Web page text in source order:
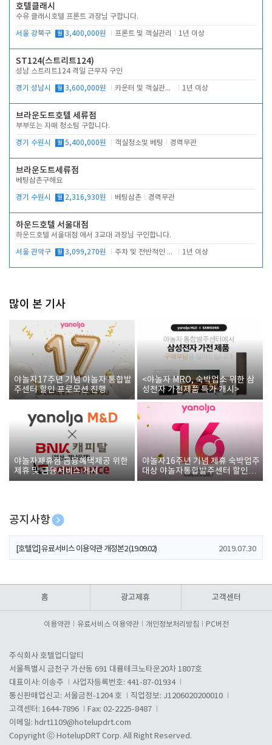
호텔클래시
수유 클래시호텔 프론트 과장님 구합니다.
서울 강북구 월 3,400,000원 프론트 및 객실관리 1년 이상
ST124(스트리트124)
성남 스트리트124 격일 근무자 구인
경기 성남시 월 3,600,000원 카운터 및 객실관리 전반 1년 이상
브라운도트호텔 세류점
부부또는 자매 청소팀 구합니다.
경기 수원시 월 5,400,000원 객실청소및 베팅 경력무관
브라운도트세류점
베팅삼촌구해요
경기 수원시 월 2,316,930원 베팅삼촌 경력무관
하운드호텔 서울대점
하운드호텔 서울대점 에서 3교대 과장님 구인합니다.
서울 관악구 월 3,099,270원 주차 및 전반적인 당번업무 1년 이상
많이 본 기사
야놀자17주년 기념 야놀자 통합발
주센터 할인 프로모션 진행
<야놀자 MRO, 숙박업소 위한 삼
성전자 가전제품 특가 개시>
야놀자제휴점 금융혜택제공 위한
제휴 및 금융서비스 게시
야놀자16주년 기념 제휴 숙박업주
대상 야놀자통합발주센터 할인쿠
폰 증정
공지사항
[호텔업] 개인정보 처리방침 개정본1 (19.09.02)
[호텔업] 유료서비스 이용약관 개정본2 (19.09.02) 2019.07.30
홈 광고제휴 고객센터
이용약관 유료서비스 이용약관 개인정보처리방침 PC버전
주식회사 호텔업디알티
서울특별시 금천구 가산동 691 대륭테크노타운20차 1807호
대표이사: 이송주
사업자등록번호: 441-87-01934
통신판매업신고: 서울금천-1204 호
직업정보: J1206020200010
고객센터: 1644-7896
Fax: 02-2225-8487
이메일: hdrt1109@hotelupdrt.com
Copyright ⓒ HotelupDRT Corp. All Right Reserved.